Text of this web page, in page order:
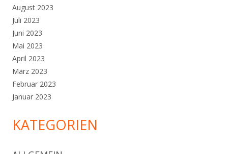
August 2023
Juli 2023
Juni 2023
Mai 2023
April 2023
März 2023
Februar 2023
Januar 2023
KATEGORIEN